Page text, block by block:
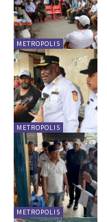
METROPOLIS
METROPOLIS
METROPOLIS